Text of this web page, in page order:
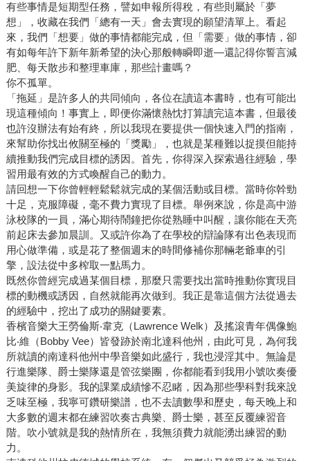
有些事情是短期型任務，譬如申報所得稅，有些則屬於「夢
想」，收藏在我們「總有一天」會去實現的願望清單上。看起
來，我們「想要」做的事情都能完成，但「需要」做的事情，卻
有如每年許下新年新希望的決心那般轉瞬即逝—還記得你誓言減
肥、每天散步和整理車庫，那些計畫嗎？
你不孤單。
「拖延」是許多人的共同傾向，各位在讀這本書時，也有可能出
現這種傾向！事實上，即便你滿懷熱忱打算讀完這本書，但最後
也許沒辦法有始有終，所以我現在要提供一個快速入門的指南，
來幫助你找出攸關至極的「獎勵」，也就是某種難以捉摸但能持
續推動我們完成目標的誘因。首先，你得深入探索過往經驗，學
習用最有效的方式喚醒自己的動力。
請回想一下你曾輕輕鬆鬆就完成的某個活動或目標。當時你幹勁
十足，克服障礙，毫不費力實現了目標。舉例來說，你是高中游
泳校隊的一員，滿心期待鬧鐘把你從熟睡中叫醒，讓你能在天亮
前起床去參加晨訓。又或許你為了在學校的辯論隊有出色表現而
用心做準備，或是花了整個週末的時間修補你那輛老爺車的引
擎，設法從中多榨取一點馬力。
既然你曾經完成過某個目標，那麼只需要找出當時推動你實現目
標的動機或誘因，自然就能再次做到。我正是靠這個方法從過去
的經驗中，挖出了成功的關鍵要素。
香檳音樂大王勞倫斯‧韋克（Lawrence Welk）及搖滾青年偶像鮑
比‧維（Bobby Vee）皆發跡於南北達科他州，由此可見，為何我
所就讀的南達科他州中學音樂如此盛行，我也浸淫其中。無論是
行進樂隊、爵士樂隊還是管弦樂團，你都能看到我用小號吹奏優
美旋律的身影。我的課業成績慘不忍睹，因為那些學科對我來說
乏味至極，我寧可鑽研樂譜，也不去讀數學和歷史，每天晚上和
大多數的週末都在練習吹奏古典樂、爵士樂，甚至反覆練習音
階。吹小號就是我的熱情所在，我無須費力就能湧出練習的動
力。